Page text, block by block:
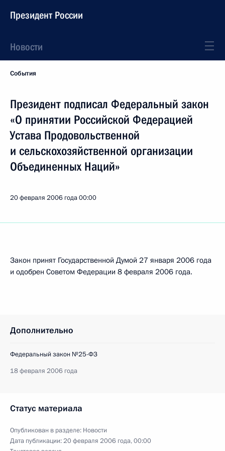
Президент России
Новости
События
Президент подписал Федеральный закон
«О принятии Российской Федерацией
Устава Продовольственной
и сельскохозяйственной организации
Объединенных Наций»
20 февраля 2006 года00:00
Закон принят Государственной Думой 27 января 2006 года
и одобрен Советом Федерации 8 февраля 2006 года.
Дополнительно
Федеральный закон №25-ФЗ
18 февраля 2006 года
Статус материала
Опубликован в разделе: Новости
Дата публикации:20 февраля 2006 года, 00:00